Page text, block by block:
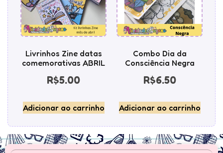
Livrinhos Zine datas
comemorativas ABRIL
R$5.00
Adicionar ao carrinho
Combo Dia da
Consciência Negra
R$6.50
Adicionar ao carrinho